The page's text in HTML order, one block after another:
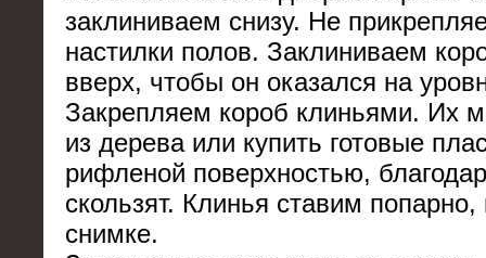
заклиниваем снизу. Не
настилки полов. Заклиниваем
вверх, чтобы он оказался на
Закрепляем короб клиньями. Их
из дерева или купить готовые
рифленой поверхностью,
скользят. Клинья ставим попарно,
снимке.